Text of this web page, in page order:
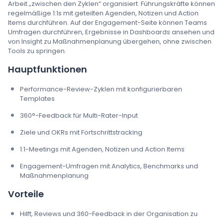
Arbeit „zwischen den Zyklen“ organisiert. Führungskräfte können
regelmäßige 1:1s mit geteilten Agenden, Notizen und Action
Items durchführen. Auf der Engagement-Seite können Teams
Umfragen durchführen, Ergebnisse in Dashboards ansehen und
von Insight zu Maßnahmenplanung übergehen, ohne zwischen
Tools zu springen.
Hauptfunktionen
Performance-Review-Zyklen mit konfigurierbaren
Templates
360°-Feedback für Multi-Rater-Input
Ziele und OKRs mit Fortschrittstracking
1:1-Meetings mit Agenden, Notizen und Action Items
Engagement-Umfragen mit Analytics, Benchmarks und
Maßnahmenplanung
Vorteile
Hilft, Reviews und 360-Feedback in der Organisation zu